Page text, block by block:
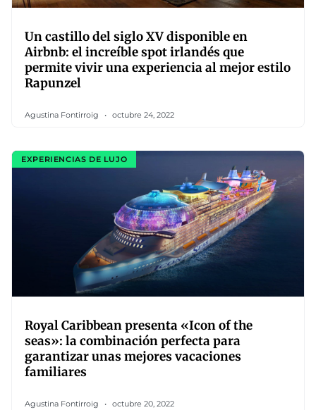
Un castillo del siglo XV disponible en
Airbnb: el increíble spot irlandés que
permite vivir una experiencia al mejor estilo
Rapunzel
Agustina Fontirroig octubre 24, 2022
EXPERIENCIAS DE LUJO
Royal Caribbean presenta «Icon of the
seas»: la combinación perfecta para
garantizar unas mejores vacaciones
familiares
Agustina Fontirroig octubre 20, 2022